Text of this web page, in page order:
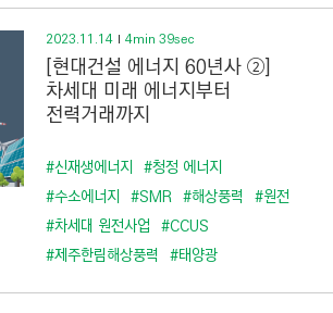
2023.11.14 4min 39sec
[현대건설 에너지 60년사 ②]
차세대 미래 에너지부터
전력거래까지
#신재생에너지 #청정 에너지
#수소에너지 #SMR #해상풍력 #원전
#차세대 원전사업 #CCUS
#제주한림해상풍력 #태양광